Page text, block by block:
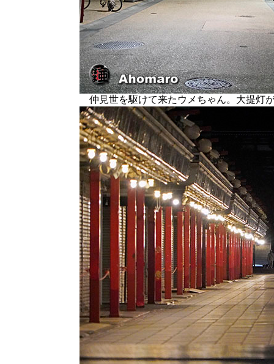
仲見世を駆けて来たウメちゃん。大提灯